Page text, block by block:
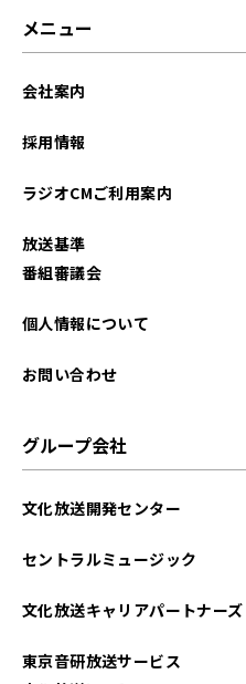
2023年04月
2023年01月
メニュー
会社案内
採用情報
ラジオCMご利用案内
放送基準
番組審議会
個人情報について
お問い合わせ
グループ会社
文化放送開発センター
セントラルミュージック
文化放送キャリアパートナーズ
東京音研放送サービス